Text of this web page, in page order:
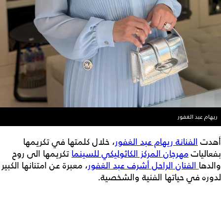
ريهام عبد الغفور
أهدتالفنانة ريهام عبد الغفور، خلال كلمتها في تكريمها
بفعالياتمهرجان المركز الكاثوليكي للسينماتكريمها الى روح
والدهاالفنان الراحل أشرف عبد الغفور، معبرة عن امتنانها الكبير
لدوره في حياتها الفنية والشخصية.